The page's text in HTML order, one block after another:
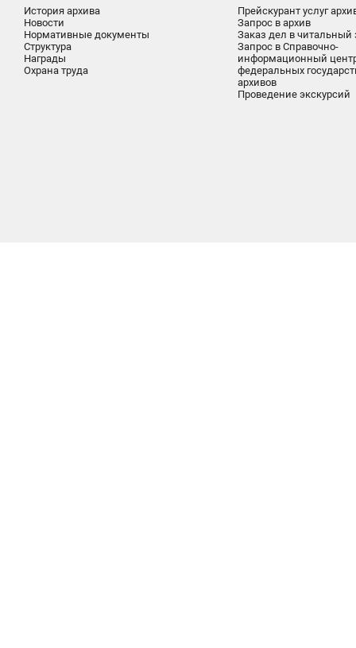
История архива
Новости
Нормативные документы
Структура
Награды
Охрана труда
Прейскурант услуг
Запрос в архив
Заказ дел в читальный
Запрос в Справочно-
информационный
федеральных
архивов
Проведение экскурсий